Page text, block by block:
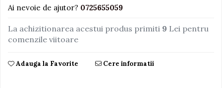
Jocuri de indemanare
Jucarii educative din lemn
Muzica si instrumente
Ai nevoie de ajutor? 0725655059
La achizitionarea acestui produs primiti 9 Lei pentru
comenzile viitoare
Adauga la Favorite Cere informatii